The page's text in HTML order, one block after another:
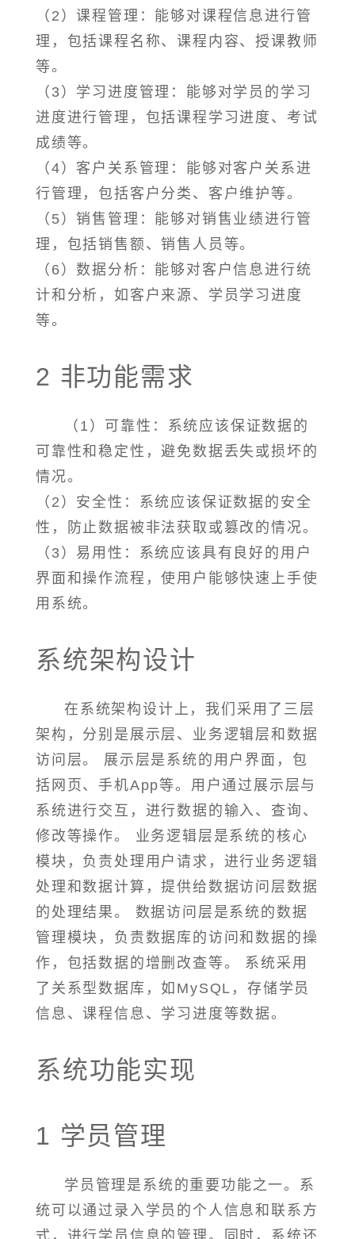
（2）课程管理：能够对课程信息进行管
理，包括课程名称、课程内容、授课教师
等。
（3）学习进度管理：能够对学员的学习
进度进行管理，包括课程学习进度、考试
成绩等。
（4）客户关系管理：能够对客户关系进
行管理，包括客户分类、客户维护等。
（5）销售管理：能够对销售业绩进行管
理，包括销售额、销售人员等。
（6）数据分析：能够对客户信息进行统
计和分析，如客户来源、学员学习进度
等。
2 非功能需求
（1）可靠性：系统应该保证数据的
可靠性和稳定性，避免数据丢失或损坏的
情况。
（2）安全性：系统应该保证数据的安全
性，防止数据被非法获取或篡改的情况。
（3）易用性：系统应该具有良好的用户
界面和操作流程，使用户能够快速上手使
用系统。
系统架构设计
在系统架构设计上，我们采用了三层
架构，分别是展示层、业务逻辑层和数据
访问层。 展示层是系统的用户界面，包
括网页、手机App等。用户通过展示层与
系统进行交互，进行数据的输入、查询、
修改等操作。 业务逻辑层是系统的核心
模块，负责处理用户请求，进行业务逻辑
处理和数据计算，提供给数据访问层数据
的处理结果。 数据访问层是系统的数据
管理模块，负责数据库的访问和数据的操
作，包括数据的增删改查等。 系统采用
了关系型数据库，如MySQL，存储学员
信息、课程信息、学习进度等数据。
系统功能实现
1 学员管理
学员管理是系统的重要功能之一。系
统可以通过录入学员的个人信息和联系方
式，进行学员信息的管理。同时，系统还